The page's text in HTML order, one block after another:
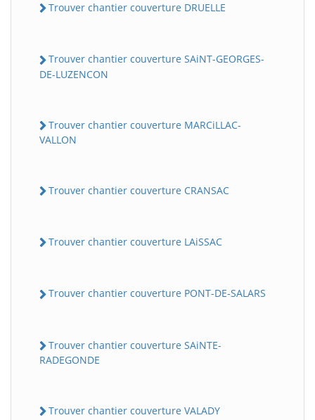
Trouver chantier couverture DRUELLE
Trouver chantier couverture SAiNT-GEORGES-
DE-LUZENCON
Trouver chantier couverture MARCiLLAC-
VALLON
Trouver chantier couverture CRANSAC
Trouver chantier couverture LAiSSAC
Trouver chantier couverture PONT-DE-SALARS
Trouver chantier couverture SAiNTE-
RADEGONDE
Trouver chantier couverture VALADY